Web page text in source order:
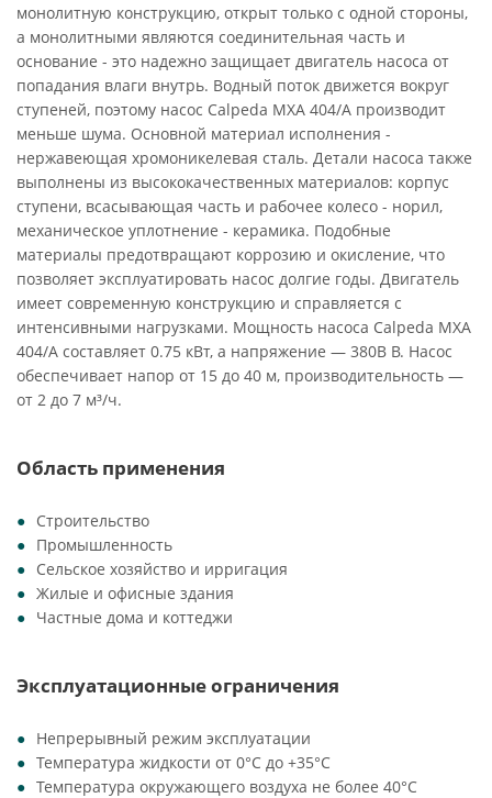
монолитную конструкцию, открыт только с одной стороны,
а монолитными являются соединительная часть и
основание - это надежно защищает двигатель насоса от
попадания влаги внутрь. Водный поток движется вокруг
ступеней, поэтому насос Calpeda MXA 404/A производит
меньше шума. Основной материал исполнения -
нержавеющая хромоникелевая сталь. Детали насоса также
выполнены из высококачественных материалов: корпус
ступени, всасывающая часть и рабочее колесо - норил,
механическое уплотнение - керамика. Подобные
материалы предотвращают коррозию и окисление, что
позволяет эксплуатировать насос долгие годы. Двигатель
имеет современную конструкцию и справляется с
интенсивными нагрузками. Мощность насоса Calpeda MXA
404/A составляет 0.75 кВт, а напряжение — 380В В. Насос
обеспечивает напор от 15 до 40 м, производительность —
от 2 до 7 м³/ч.
Область применения
Строительство
Промышленность
Сельское хозяйство и ирригация
Жилые и офисные здания
Частные дома и коттеджи
Эксплуатационные ограничения
Непрерывный режим эксплуатации
Температура жидкости от 0°C до +35°C
Температура окружающего воздуха не более 40°C